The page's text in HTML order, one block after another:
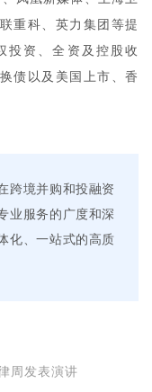
重科、英力集团等提
投资、全资及控股收
债以及美国上市、香
跨境并购和投融资
业服务的广度和深
化、一站式的高质
周发表演讲